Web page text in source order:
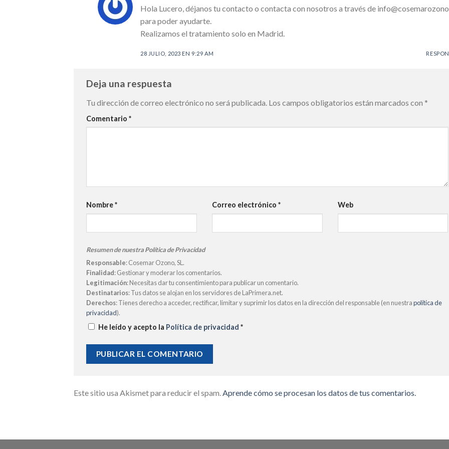
Hola Lucero, déjanos tu contacto o contacta con nosotros a través de
para poder ayudarte.
Realizamos el tratamiento solo en Madrid.
28 JULIO, 2023 EN 9:29 AM
Deja una respuesta
Tu dirección de correo electrónico no será publicada. Los campos obligatorios están marcados con *
Comentario *
Nombre* Correo electrónico * Web
Resumen de nuestra Política de Privacidad
Responsable: Cosemar Ozono, SL.
Finalidad: Gestionar y moderar los comentarios.
Legitimación: Necesitas dar tu consentimiento para publicar un comentario.
Destinatarios: Tus datos se alojan en los servidores de LaPrimera.net.
Derechos: Tienes derecho a acceder, rectificar, limitar y suprimir los datos en la dirección del responsable (en nuestrapolítica de
privacidad).
He leído y acepto la Política de privacidad *
Este sitio usa Akismet para reducir el spam. Aprende cómo se procesan los datos de tus comentarios.